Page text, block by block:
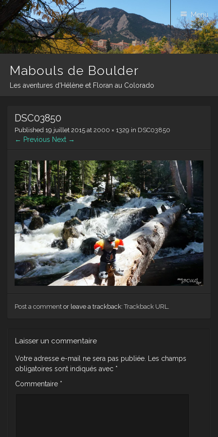
Mabouls de Boulder
Les aventures d'Hélène et Floran au Colorado
Menu
content
DSC03850
Published 19 juillet 2015 at 2000 × 1329 in DSC03850
← Previous Next →
Post a comment or leave a trackback:Trackback URL.
Laisser un commentaire
Votre adresse e-mail ne sera pas publiée. Les champs
obligatoires sont indiqués avec *
Commentaire *